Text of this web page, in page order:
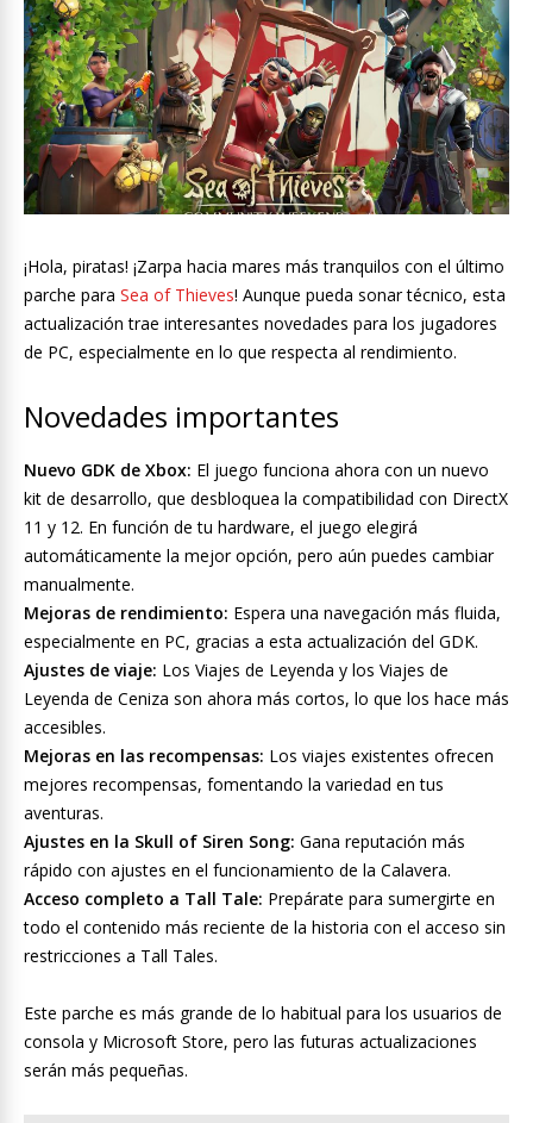
¡Hola, piratas! ¡Zarpa hacia mares más tranquilos con el último
parche para Sea of Thieves! Aunque pueda sonar técnico, esta
actualización trae interesantes novedades para los jugadores
de PC, especialmente en lo que respecta al rendimiento.
Novedades importantes
Nuevo GDK de Xbox: El juego funciona ahora con un nuevo
kit de desarrollo, que desbloquea la compatibilidad con DirectX
11 y 12. En función de tu hardware, el juego elegirá
automáticamente la mejor opción, pero aún puedes cambiar
manualmente.
Mejoras de rendimiento: Espera una navegación más fluida,
especialmente en PC, gracias a esta actualización del GDK.
Ajustes de viaje: Los Viajes de Leyenda y los Viajes de
Leyenda de Ceniza son ahora más cortos, lo que los hace más
accesibles.
Mejoras en las recompensas: Los viajes existentes ofrecen
mejores recompensas, fomentando la variedad en tus
aventuras.
Ajustes en la Skull of Siren Song: Gana reputación más
rápido con ajustes en el funcionamiento de la Calavera.
Acceso completo a Tall Tale: Prepárate para sumergirte en
todo el contenido más reciente de la historia con el acceso sin
restricciones a Tall Tales.
Este parche es más grande de lo habitual para los usuarios de
consola y Microsoft Store, pero las futuras actualizaciones
serán más pequeñas.